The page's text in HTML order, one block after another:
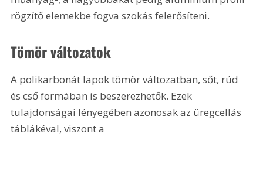
rögzítő elemekbe fogva szokás felerősíteni.
Tömör változatok
A polikarbonát lapok tömör változatban, sőt, rúd
és cső formában is beszerezhetők. Ezek
tulajdonságai lényegében azonosak az üregcellás
táblákéval, viszont a